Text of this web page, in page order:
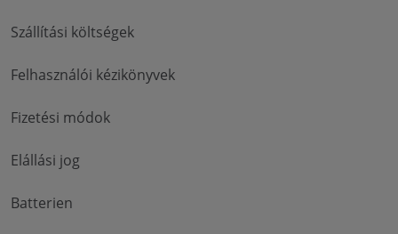
Szállítási költségek
Felhasználói kézikönyvek
Fizetési módok
Elállási jog
Batterien